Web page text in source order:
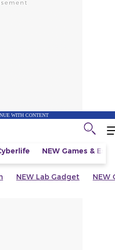
WITH CONTENT
NEW Games &
NEW Lab Gadget NEW